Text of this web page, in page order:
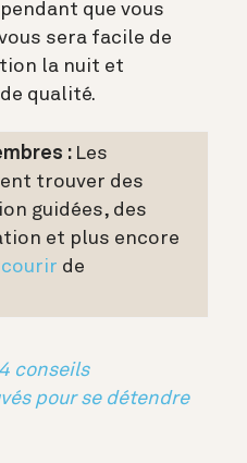
pendant que vous
sera facile de
la nuit et
qualité.
: Les
trouver des
guidées, des
et plus encore
de
conseils
pour se détendre